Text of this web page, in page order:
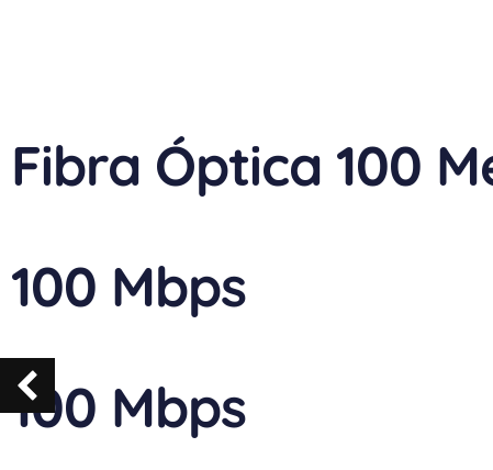
Fibra Óptica 100
100 Mbps
100 Mbps